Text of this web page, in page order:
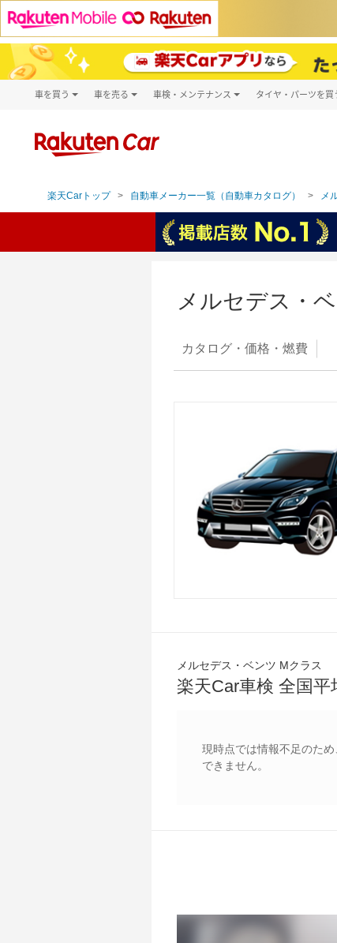
車を買う
新車
車を売る 車検・メンテナンス タイヤ・パーツを買
楽天Carトップ 自動車メーカー一覧（自動車カタログ） メ
メルセデス・
カタログ・価格・燃費
メルセデス・ベンツ Mクラス
楽天Car車検 全国
現時点では情報不足のた
できません。